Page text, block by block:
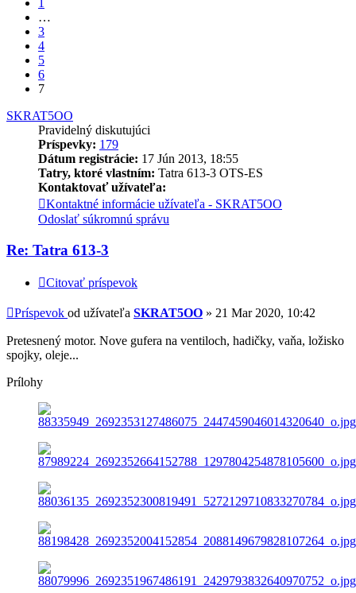
…
3
4
5
6
7
SKRAT5OO
Pravidelný diskutujúci
Príspevky: 179
Dátum registrácie: 17 Jún 2013, 18:55
Tatry, ktoré vlastním: Tatra 613-3 OTS-ES
Kontaktovať užívateľa:
Kontaktné informácie užívateľa - SKRAT5OO
Odoslať súkromnú správu
Re: Tatra 613-3
Citovať príspevok
Príspevok od užívateľa SKRAT5OO » 21 Mar 2020, 10:42
Pretesnený motor. Nove gufera na ventiloch, hadičky, vaňa, ložisko
spojky, oleje...
Prílohy